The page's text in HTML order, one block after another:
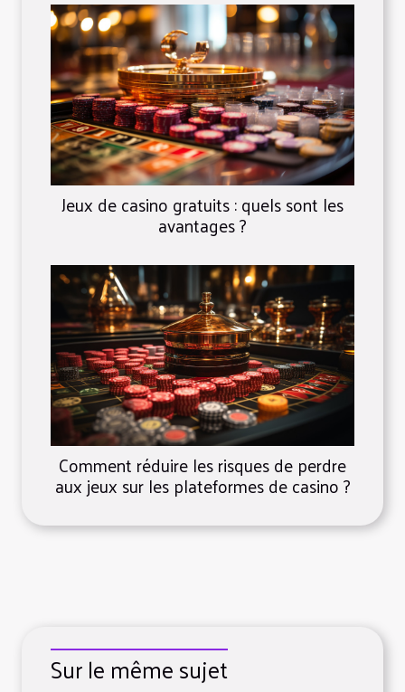
Jeux de casino gratuits : quels sont les
avantages ?
Comment réduire les risques de perdre
aux jeux sur les plateformes de casino ?
Sur le même sujet